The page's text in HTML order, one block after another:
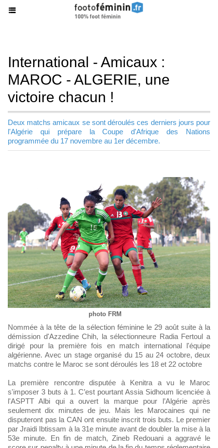
International - Amicaux :
MAROC - ALGERIE, une
victoire chacun !
Deux matchs amicaux se sont déroulés ces derniers jours pour
l'Algérie qui prépare la Coupe d'Afrique des Nations
programmée du 17 novembre au 1er décembre.
photo FRM
Nommée à la tête de la sélection féminine le 29 août suite à la
démission d'Azzedine Chih, la sélectionneure Radia Fertoul a
dirigé pour la première fois en match international l'équipe
algérienne. Avec un stage organisé du 15 au 24 octobre, deux
matchs contre le Maroc se sont déroulés les 18 et 22 octobre
La première rencontre disputée à Kenitra a vu le Maroc
s'imposer 3 buts à 1. C’est pourtant Assia Sidhoum licenciée à
l'ASPTT Albi qui a ouvert la marque pour l’Algérie après
seulement dix minutes de jeu. Mais les Marocaines qui ne
disputeront pas la CAN ont ensuite inscrit trois buts. Le premier
par Jraidi Ibtissam à la 31e minute avant de doubler la mise à la
53e minute. En fin de match, Zineb Redouani a aggravé le